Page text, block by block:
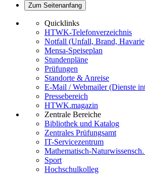
Zum Seitenanfang
Quicklinks
HTWK-Telefonverzeichnis
Notfall (Unfall, Brand,
Mensa-Speiseplan
Stundenpläne
Prüfungen
Standorte & Anreise
E-Mail / Webmailer (Dienste
Pressebereich
HTWK.magazin
Zentrale Bereiche
Bibliothek und Katalog
Zentrales Prüfungsamt
IT-Servicezentrum
Mathematisch-
Sport
Hochschulkolleg